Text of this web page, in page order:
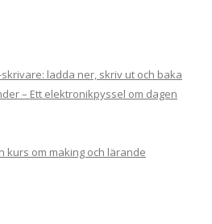
ladda ner, skriv ut och baka
– Ett elektronikpyssel om dagen
kurs om making och lärande